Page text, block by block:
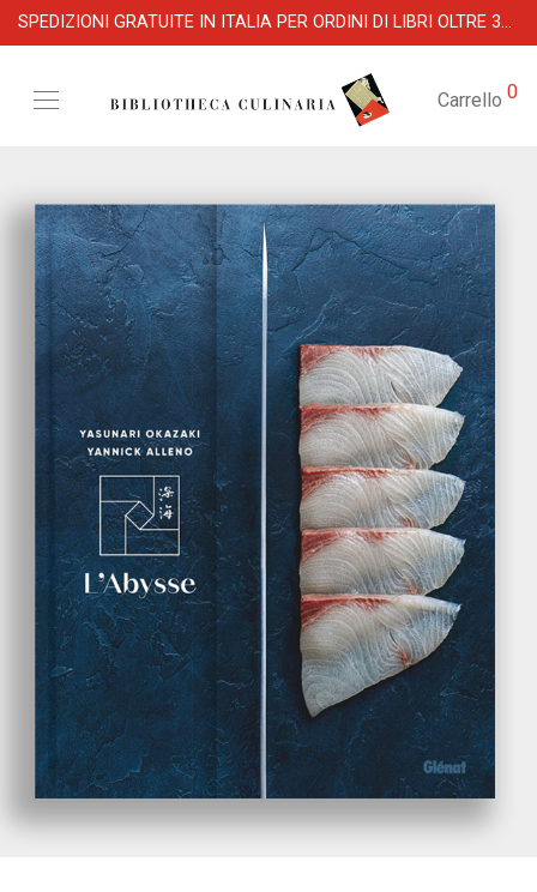
SPEDIZIONI GRATUITE IN ITALIA PER ORDINI DI LIBRI OLTRE 39 €
Carrello 0